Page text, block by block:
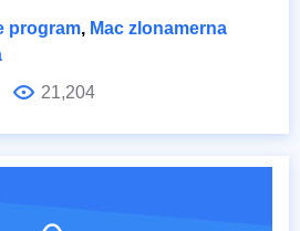
program, Mac zlonamerna
21,204